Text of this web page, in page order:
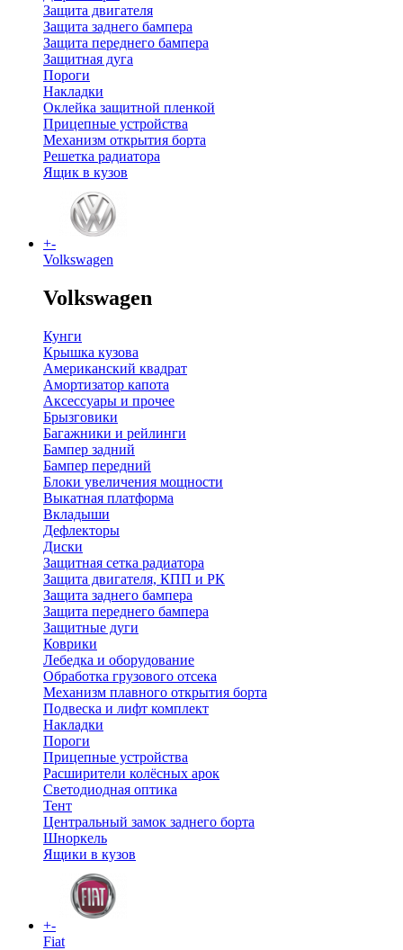
Защита двигателя
Защита заднего бампера
Защита переднего бампера
Защитная дуга
Пороги
Накладки
Оклейка защитной пленкой
Прицепные устройства
Механизм открытия борта
Решетка радиатора
Ящик в кузов
+-
Volkswagen
Volkswagen
Кунги
Крышка кузова
Американский квадрат
Амортизатор капота
Аксессуары и прочее
Брызговики
Багажники и рейлинги
Бампер задний
Бампер передний
Блоки увеличения мощности
Выкатная платформа
Вкладыши
Дефлекторы
Диски
Защитная сетка радиатора
Защита двигателя, КПП и РК
Защита заднего бампера
Защита переднего бампера
Защитные дуги
Коврики
Лебедка и оборудование
Обработка грузового отсека
Механизм плавного открытия борта
Подвеска и лифт комплект
Накладки
Пороги
Прицепные устройства
Расширители колёсных арок
Светодиодная оптика
Тент
Центральный замок заднего борта
Шноркель
Ящики в кузов
+-
Fiat